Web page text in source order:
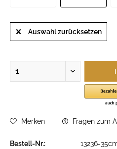
Auswahl zurücksetzen
Merken Fragen zum
Bestell-Nr.:
13236-